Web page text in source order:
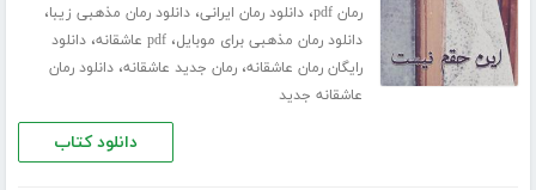
رمان pdf ،دانلود رمان ایرانی،دانلود رمان مذهبی زیبا،
دانلود رمان مذهبی برای موبایل،pdf عاشقانه ،دانلود
رایگان رمان عاشقانه،رمان جدید عاشقانه،دانلود رمان
عاشقانه جدید
دانلود کتاب